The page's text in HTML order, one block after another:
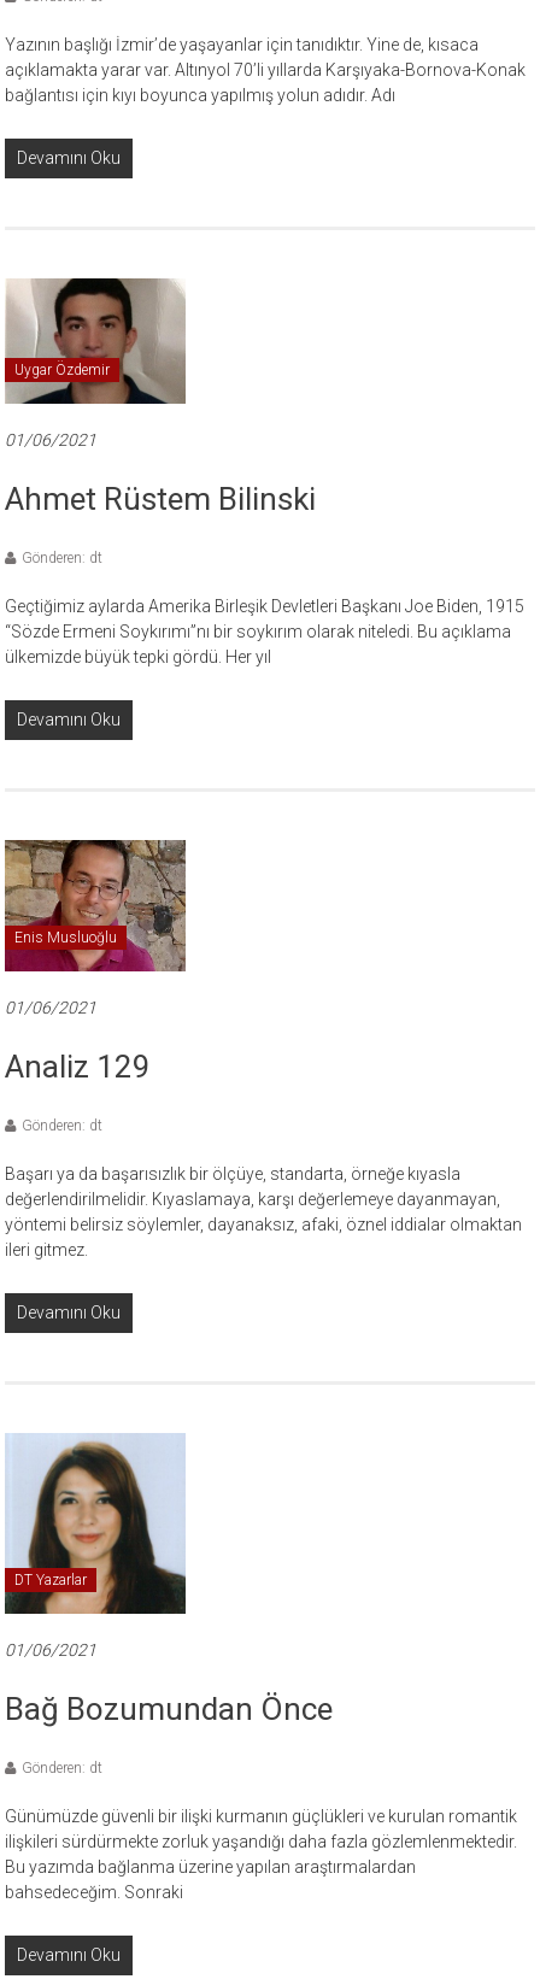
Yazının başlığı İzmir’de yaşayanlar için tanıdıktır. Yine de, kısaca
açıklamakta yarar var. Altınyol 70’li yıllarda Karşıyaka-Bornova-Konak
bağlantısı için kıyı boyunca yapılmış yolun adıdır. Adı
Devamını Oku
Uygar Özdemir
01/06/2021
Ahmet Rüstem Bilinski
Gönderen: dt
Geçtiğimiz aylarda Amerika Birleşik Devletleri Başkanı Joe Biden, 1915
“Sözde Ermeni Soykırımı”nı bir soykırım olarak niteledi. Bu açıklama
ülkemizde büyük tepki gördü. Her yıl
Devamını Oku
Enis Musluoğlu
01/06/2021
Analiz 129
Gönderen: dt
Başarı ya da başarısızlık bir ölçüye, standarta, örneğe kıyasla
değerlendirilmelidir. Kıyaslamaya, karşı değerlemeye dayanmayan,
yöntemi belirsiz söylemler, dayanaksız, afaki, öznel iddialar olmaktan
ileri gitmez.
Devamını Oku
DT Yazarlar
01/06/2021
Bağ Bozumundan Önce
Gönderen: dt
Günümüzde güvenli bir ilişki kurmanın güçlükleri ve kurulan romantik
ilişkileri sürdürmekte zorluk yaşandığı daha fazla gözlemlenmektedir.
Bu yazımda bağlanma üzerine yapılan araştırmalardan
bahsedeceğim. Sonraki
Devamını Oku